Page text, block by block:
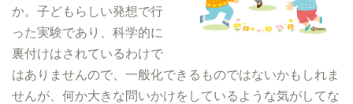
か。子どもらしい発想で行
った実験であり、科学的に
裏付けはされているわけで
はありませんので、一般化できるものではないかもしれま
せんが、何か大きな問いかけをしているような気がしてな